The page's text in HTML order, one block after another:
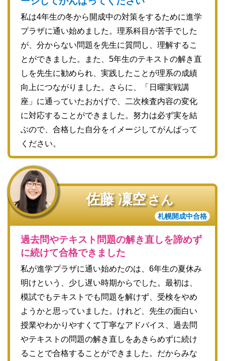
私は4年生の冬から開成中の対策をするために進学
プラザに通い始めました。理系科目が苦手でした
が、分からない問題を先生に質問し、理解するこ
とができました。また、5年生のテキストの解き直
しを先生に勧められ、実践したことが理系の成績
向上につながりました。さらに、「日曜実戦講
座」に通っていたおかげで、二次検査内容の変化
に対応することができました。努力は必ず実を結
ぶので、合格した自分をイメージしてがんばって
ください。
佐藤 凜空さん
札幌開成中合格
過去問やテキスト問題の解き直しを諦めず
に続けて合格できました
私が進学プラザに通い始めたのは、6年生の夏休み
明けという、少し遅い時期からでした。最初は、
模試でもテキストでも問題を解けず、受検をやめ
ようかと思っていました。けれど、先生の面白い
授業やわかりやすくて丁寧なアドバイス、過去問
やテキストの問題の解き直しをあきらめずに続け
ることで合格することができました。だからみな